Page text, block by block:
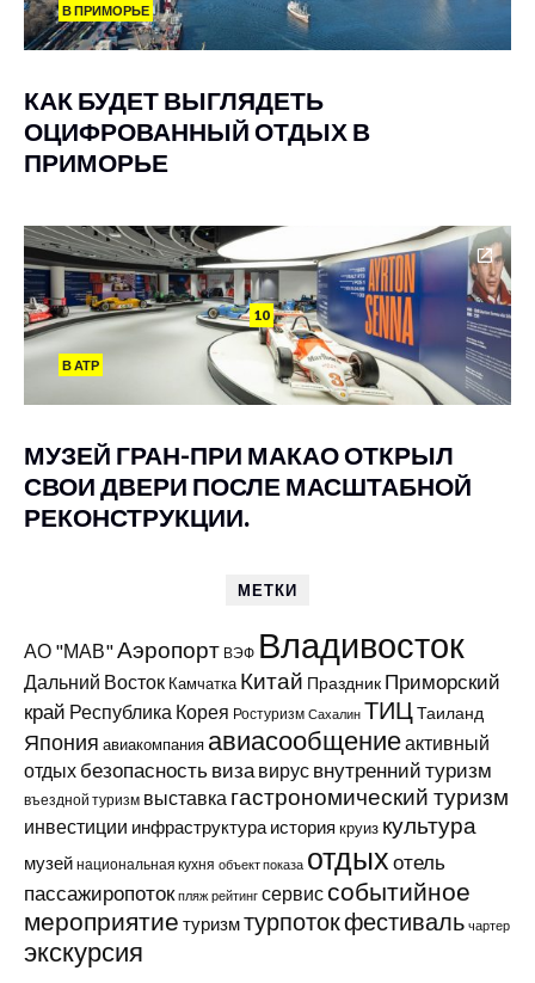
В ПРИМОРЬЕ
КАК БУДЕТ ВЫГЛЯДЕТЬ
ОЦИФРОВАННЫЙ ОТДЫХ В
ПРИМОРЬЕ
10
В АТР
МУЗЕЙ ГРАН-ПРИ МАКАО ОТКРЫЛ
СВОИ ДВЕРИ ПОСЛЕ МАСШТАБНОЙ
РЕКОНСТРУКЦИИ.
МЕТКИ
АО "МАВ"Аэропорт ВЭФ Владивосток
Дальний Восток Камчатка Китай Праздник Приморский
край Республика Корея Ростуризм Сахалин ТИЦТаиланд
Япония авиакомпания авиасообщениеактивный
отдых безопасность виза вирус внутренний туризм
въездной туризм выставка гастрономический туризм
инвестиции инфраструктура история круиз культура
музей национальная кухня объект показа отдыхотель
пассажиропоток пляж рейтинг сервис событийное
мероприятие туризмтурпотокфестиваль чартер
экскурсия